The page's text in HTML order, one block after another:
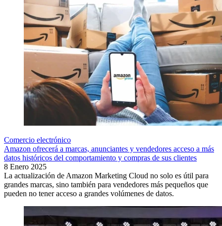
Comercio electrónico
Amazon ofrecerá a marcas, anunciantes y vendedores acceso a más
datos históricos del comportamiento y compras de sus clientes
8 Enero 2025
La actualización de Amazon Marketing Cloud no solo es útil para
grandes marcas, sino también para vendedores más pequeños que
pueden no tener acceso a grandes volúmenes de datos.